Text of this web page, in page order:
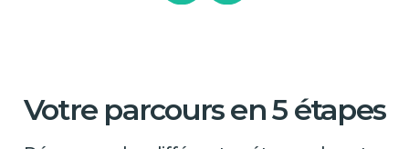
Votre parcours en 5 étapes